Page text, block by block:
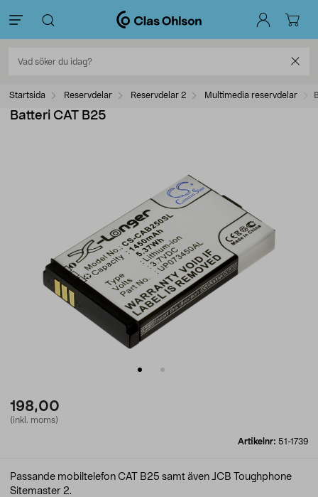
Startsida Reservdelar Reservdelar 2 Multimedia reservdelar
Batteri CAT B25
198,00
(inkl. moms)
Artikelnr: 51-1739
Passande mobiltelefon CAT B25 samt även JCB Toughphone
Sitemaster 2.